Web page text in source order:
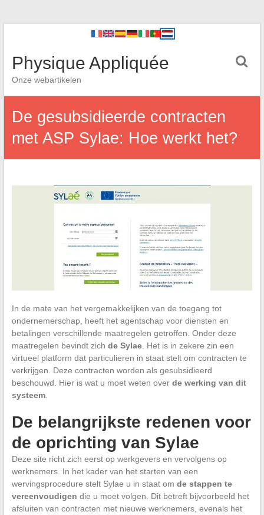
Physique Appliquée
Onze webartikelen
De gesubsidieerde contracten
met ASP Sylae: Hoe werkt het?
In de mate van het vergemakkelijken van de toegang tot
ondernemerschap, heeft het agentschap voor diensten en
betalingen verschillende maatregelen getroffen. Onder deze
maatregelen bevindt zich de Sylae. Het is in zekere zin een
virtueel platform dat particulieren in staat stelt om contracten te
verkrijgen. Deze contracten worden als gesubsidieerd
beschouwd. Hier is wat u moet weten over de werking van dit
systeem.
De belangrijkste redenen voor
de oprichting van Sylae
Deze site richt zich eerst op werkgevers en vervolgens op
werknemers. In het kader van het starten van een
wervingsprocedure stelt Sylae u in staat om de stappen te
vereenvoudigen die u moet volgen. Dit betreft bijvoorbeeld het
afsluiten van contracten met nieuwe werknemers, evenals het